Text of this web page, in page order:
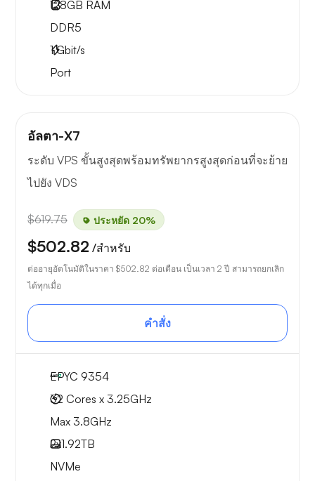
128GB RAM
DDR5
1Gbit/s
Port
อัลตา-X7
ระดับ VPS ขั้นสูงสุดพร้อมทรัพยากรสูงสุดก่อนที่จะย้าย
ไปยัง VDS
$619.75 ประหยัด 20%
$502.82 /สำหรับ
ต่ออายุอัตโนมัติในราคา $502.82 ต่อเดือน เป็นเวลา 2 ปี สามารถยกเลิก
ได้ทุกเมื่อ
คำสั่ง
EPYC 9354
32 Cores x 3.25GHz
Max 3.8GHz
2x1.92TB
NVMe